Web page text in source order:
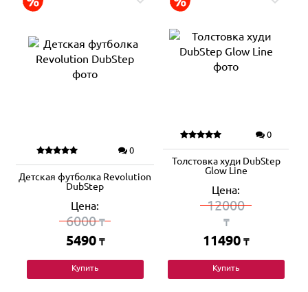
0
Детская футболка Revolution
DubStep
Цена:
6000₸
5490 ₸
Купить
0
Толстовка худи DubStep
Glow Line
Цена:
12000
₸
11490 ₸
Купить